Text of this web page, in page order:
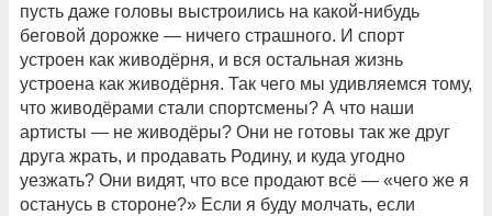
пусть даже головы выстроились на какой-нибудь
беговой дорожке — ничего страшного. И спорт
устроен как живодёрня, и вся остальная жизнь
устроена как живодёрня. Так чего мы удивляемся тому,
что живодёрами стали спортсмены? А что наши
артисты — не живодёры? Они не готовы так же друг
друга жрать, и продавать Родину, и куда угодно
уезжать? Они видят, что все продают всё — «чего же я
останусь в стороне?» Если я буду молчать, если